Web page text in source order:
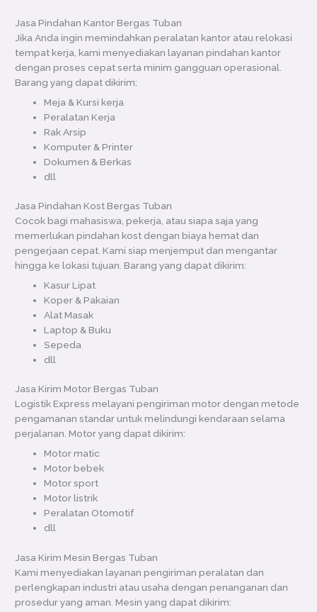
Jasa Pindahan Kantor Bergas Tuban
Jika Anda ingin memindahkan peralatan kantor atau relokasi
tempat kerja, kami menyediakan layanan pindahan kantor
dengan proses cepat serta minim gangguan operasional.
Barang yang dapat dikirim:
Meja & Kursi kerja
Peralatan Kerja
Rak Arsip
Komputer & Printer
Dokumen & Berkas
dll
Jasa Pindahan Kost Bergas Tuban
Cocok bagi mahasiswa, pekerja, atau siapa saja yang
memerlukan pindahan kost dengan biaya hemat dan
pengerjaan cepat. Kami siap menjemput dan mengantar
hingga ke lokasi tujuan. Barang yang dapat dikirim:
Kasur Lipat
Koper & Pakaian
Alat Masak
Laptop & Buku
Sepeda
dll
Jasa Kirim Motor Bergas Tuban
Logistik Express melayani pengiriman motor dengan metode
pengamanan standar untuk melindungi kendaraan selama
perjalanan. Motor yang dapat dikirim:
Motor matic
Motor bebek
Motor sport
Motor listrik
Peralatan Otomotif
dll
Jasa Kirim Mesin Bergas Tuban
Kami menyediakan layanan pengiriman peralatan dan
perlengkapan industri atau usaha dengan penanganan dan
prosedur yang aman. Mesin yang dapat dikirim: